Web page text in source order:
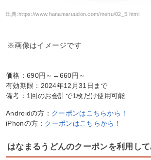
出典:https://www.hanamaruudon.com/menu/02_5.html
※画像はイメージです
価格：690円～→660円～
有効期限：2024年12月31日まで
備考：1回のお会計で1枚だけ使用可能
Androidの方： クーポンはこちらから！
iPhonの方： クーポンはこちらから！
はなまるうどんのクーポンを利用して